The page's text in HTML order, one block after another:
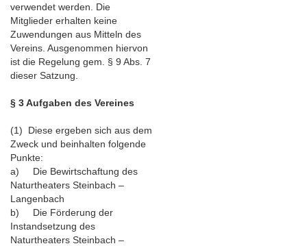
verwendet werden. Die
Mitglieder erhalten keine
Zuwendungen aus Mitteln des
Vereins. Ausgenommen hiervon
ist die Regelung gem. § 9 Abs. 7
dieser Satzung.
§ 3 Aufgaben des Vereines
(1) Diese ergeben sich aus dem
Zweck und beinhalten folgende
Punkte:
a) Die Bewirtschaftung des
Naturtheaters Steinbach –
Langenbach
b) Die Förderung der
Instandsetzung des
Naturtheaters Steinbach –